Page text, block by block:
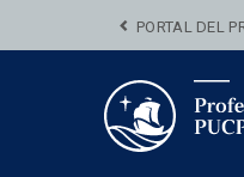
PORTAL DEL